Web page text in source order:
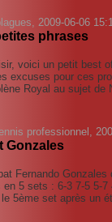
2009-06-06
phrases
voici un petit best
excuses pour ces
Royal au sujet
professionnel,
Gonzales
Fernando
en 5 sets : 6-3 7-5 5-
5ème set après un